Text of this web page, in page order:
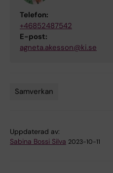
Telefon:
+46852487542
E-post:
agneta.akesson@ki.se
Samverkan
Uppdaterad av:
Sabina Bossi Silva 2023-10-11